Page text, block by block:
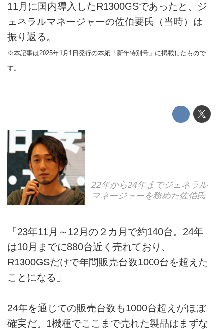
11月に国内導入したR1300GSであったと、ジ
ェネラルマネージャーの佐伯要氏（当時）は
振り返る。
※本記事は2025年1月1日発行の本紙「新年特別号」に掲載したもので
す。
22年から24年までジェネラル
マネージャーを務めた佐伯氏
「23年11月～12月の２カ月で約140台。24年
は10月までに880台近く売れており、
R1300GSだけで年間販売台数1000台を超えた
ことになる」
24年を通じての販売台数も1000台超えがほぼ
確実だ。1機種でここまで売れた製品はまずな